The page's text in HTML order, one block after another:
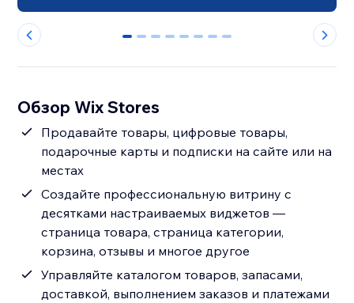
0 1 2 3 4 5 6 7
Обзор Wix Stores
Продавайте товары, цифровые товары,
подарочные карты и подписки на сайте или на
местах
Создайте профессиональную витрину с
десятками настраиваемых виджетов —
страница товара, страница категории,
корзина, отзывы и многое другое
Управляйте каталогом товаров, запасами,
доставкой, выполнением заказов и платежами